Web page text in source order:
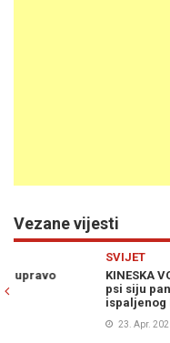
Vezane vijesti
KINESKA VOJSKA
psi siju paniku zvukom,
ispaljenog METKA (VIDEO)
0